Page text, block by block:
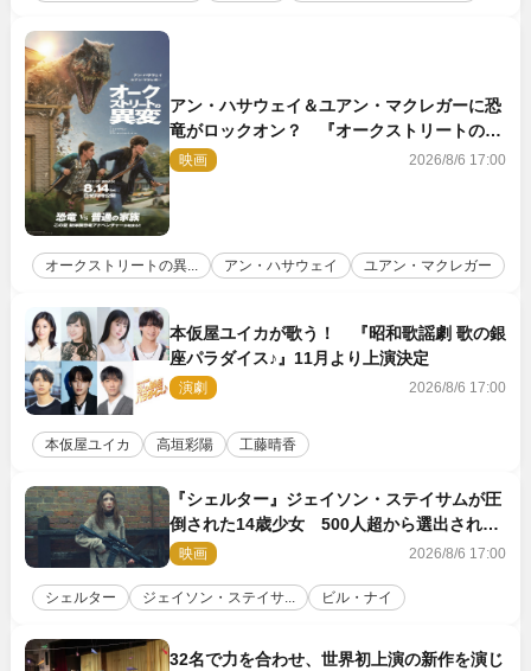
アン・ハサウェイ＆ユアン・マクレガーに恐
竜がロックオン？ 『オークストリートの異
変』新ビジュアル＆本編映像初解禁
映画 2026/8/6 17:00
オークストリートの異... アン・ハサウェイ ユアン・マクレガー
本仮屋ユイカが歌う！ 『昭和歌謡劇 歌の銀
座パラダイス♪』11月より上演決定
演劇 2026/8/6 17:00
本仮屋ユイカ 高垣彩陽 工藤晴香
『シェルター』ジェイソン・ステイサムが圧
倒された14歳少女 500人超から選出された
新鋭ボディ・レイ・ブレスナックとは
映画 2026/8/6 17:00
シェルター ジェイソン・ステイサ... ビル・ナイ
32名で力を合わせ、世界初上演の新作を演じ